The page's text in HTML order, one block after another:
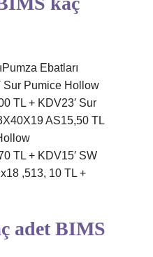
Ebatları
Sur Pumice Hollow
TL + KDV23′ Sur
AS15,50 TL
TL + KDV15′ SW
,513, 10 TL +
adet BIMS